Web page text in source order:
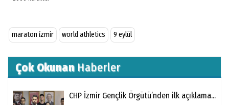
maraton i̇zmir world athletics 9 eylül
Çok OkunanHaberler
CHP İzmir Gençlik Örgütü’nden ilk açıklama...